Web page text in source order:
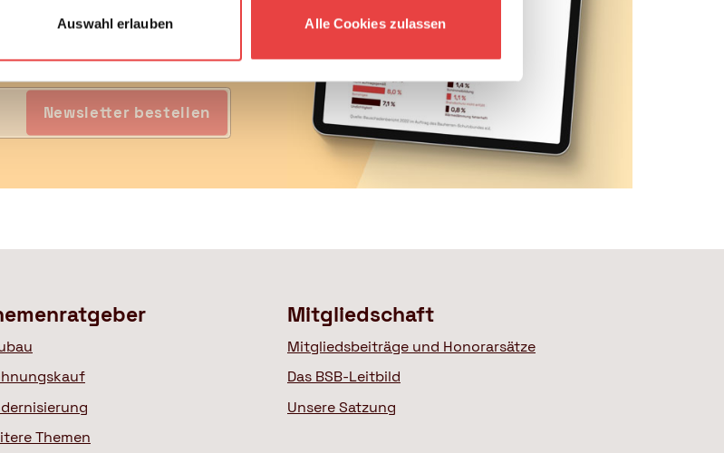
Auswahl erlauben Alle Cookies zulassen
Newsletter bestellen
Themen
Mitgliedschaft
Mitgliedsbeiträge und Honorarsätze
Das BSB-Leitbild
Unsere Satzung